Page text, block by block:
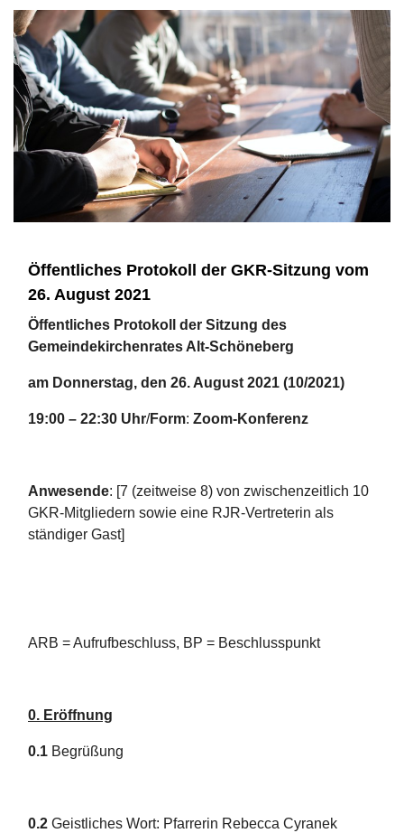
Öffentliches Protokoll der GKR-Sitzung vom
26. August 2021
Öffentliches Protokoll der Sitzung des
Gemeindekirchenrates Alt-Schöneberg
am Donnerstag, den 26. August 2021 (10/2021)
19:00 – 22:30 Uhr/Form: Zoom-Konferenz
Anwesende: [7 (zeitweise 8) von zwischenzeitlich 10
GKR-Mitgliedern sowie eine RJR-Vertreterin als
ständiger Gast]
ARB = Aufrufbeschluss, BP = Beschlusspunkt
0. Eröffnung
0.1 Begrüßung
0.2 Geistliches Wort: Pfarrerin Rebecca Cyranek